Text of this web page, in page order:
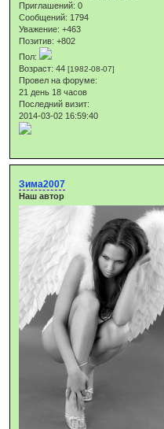
Приглашений: 0
Сообщений: 1794
Уважение: +463
Позитив: +802
Пол:
Возраст: 44[1982-08-07]
Провел на форуме:
21 день 18 часов
Последний визит:
2014-03-02 16:59:40
Зима2007
Наш автор